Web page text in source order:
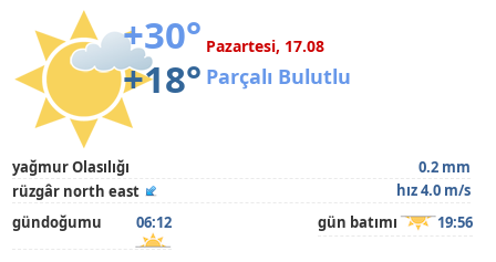
+30°
+18°
Pazartesi, 17.08
Parçalı Bulutlu
yağmur Olasılığı
0.2 mm
rüzgâr north east
hız 4.0 m/s
gündoğumu
06:12 gün batımı 19:56